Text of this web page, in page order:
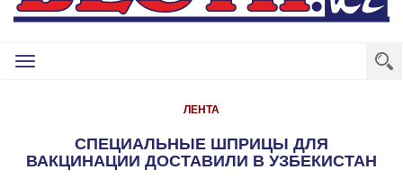
Toggle
ЛЕНТА
СПЕЦИАЛЬНЫЕ ШПРИЦЫ ДЛЯ
ВАКЦИНАЦИИ ДОСТАВИЛИ В УЗБЕКИСТАН